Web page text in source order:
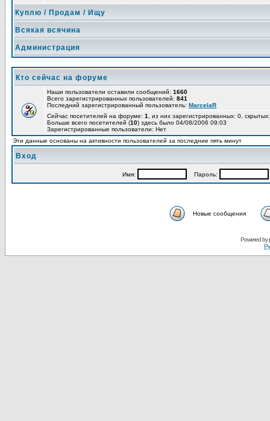
Куплю / Продам / Ищу
Всякая всячина
Администрация
Кто сейчас на форуме
Наши пользователи оставили сообщений: 1660
Всего зарегистрированных пользователей: 841
Последний зарегистрированный пользователь: MarcelaR
Сейчас посетителей на форуме: 1
, из них зарегистрированных: 0,
Больше всего посетителей (10) здесь было 04/08/2006 09:03
Зарегистрированные пользователи: Нет
Эти данные основаны на активности пользователей за последние пять минут
Вход
Имя: Пароль:
Новые сообщения
Powered by